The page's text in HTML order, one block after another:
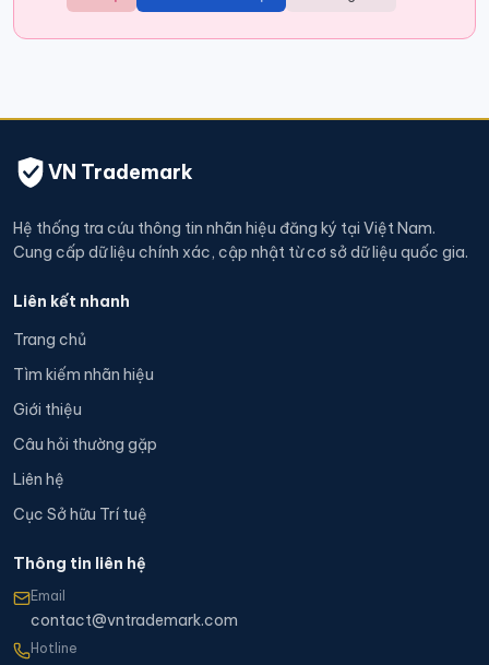
VN Trademark
Hệ thống tra cứu thông tin nhãn hiệu đăng ký tại Việt Nam.
Cung cấp dữ liệu chính xác, cập nhật từ cơ sở dữ liệu quốc gia.
Liên kết nhanh
Trang chủ
Tìm kiếm nhãn hiệu
Giới thiệu
Câu hỏi thường gặp
Liên hệ
Cục Sở hữu Trí tuệ
Thông tin liên hệ
Email
contact@vntrademark.com
Hotline